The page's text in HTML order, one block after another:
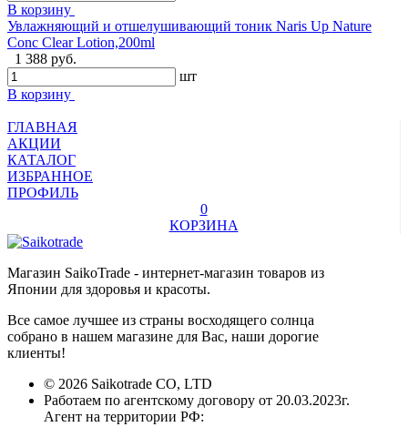
В корзину
Увлажняющий и отшелушивающий тоник Naris Up Nature
Conc Clear Lotion,200ml
1 388 руб.
шт
В корзину
ГЛАВНАЯ
АКЦИИ
КАТАЛОГ
ИЗБРАННОЕ
ПРОФИЛЬ
0
КОРЗИНА
Магазин SaikoTrade - интернет-магазин товаров из
Японии для здоровья и красоты.
Все самое лучшее из страны восходящего солнца
собрано в нашем магазине для Вас, наши дорогие
клиенты!
© 2026 Saikotrade CO, LTD
Работаем по агентскому договору от 20.03.2023г.
Агент на территории РФ: